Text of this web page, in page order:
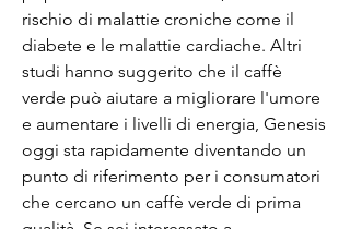
rischio di malattie croniche come il
diabete e le malattie cardiache. Altri
studi hanno suggerito che il caffè
verde può aiutare a migliorare l'umore
e aumentare i livelli di energia, Genesis
oggi sta rapidamente diventando un
punto di riferimento per i consumatori
che cercano un caffè verde di prima